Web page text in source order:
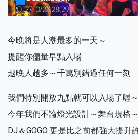
今晚將是人潮最多的一天～
提醒你儘量早點入場
越晚人越多～千萬別錯過任何一刻
我們特別開放九點就可以入場了喔～
今年我們不論燈光設計～舞台規格～
DJ＆GOGO 更是比之前都強大提升